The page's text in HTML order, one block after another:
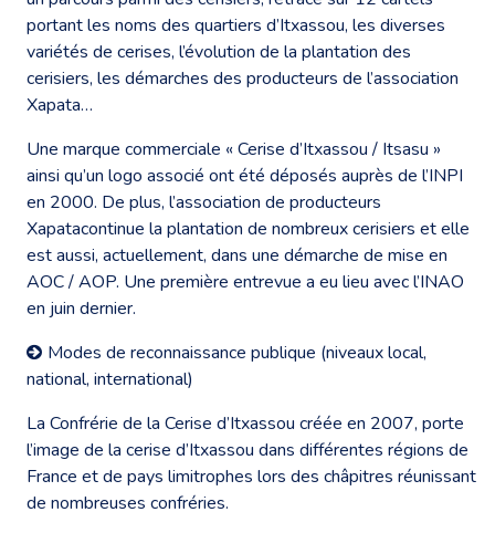
portant les noms des quartiers d’Itxassou, les diverses
variétés de cerises, l’évolution de la plantation des
cerisiers, les démarches des producteurs de l’association
Xapata…
Une marque commerciale « Cerise d’Itxassou / Itsasu »
ainsi qu’un logo associé ont été déposés auprès de l’INPI
en 2000. De plus, l’association de producteurs
Xapatacontinue la plantation de nombreux cerisiers et elle
est aussi, actuellement, dans une démarche de mise en
AOC / AOP. Une première entrevue a eu lieu avec l’INAO
en juin dernier.
Modes de reconnaissance publique (niveaux local,
national, international)
La Confrérie de la Cerise d’Itxassou créée en 2007, porte
l’image de la cerise d’Itxassou dans différentes régions de
France et de pays limitrophes lors des châpitres réunissant
de nombreuses confréries.